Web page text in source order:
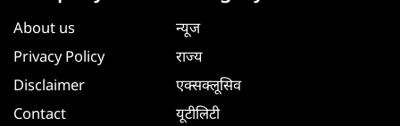
About us
Privacy Policy
Disclaimer
Contact
न्यूज
राज्य
एक्सक्लूसिव
यूटीलिटी